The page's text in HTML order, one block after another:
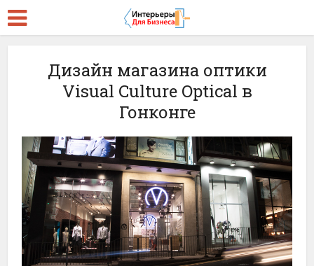
Дизайн магазина оптики
Visual Culture Optical в
Гонконге